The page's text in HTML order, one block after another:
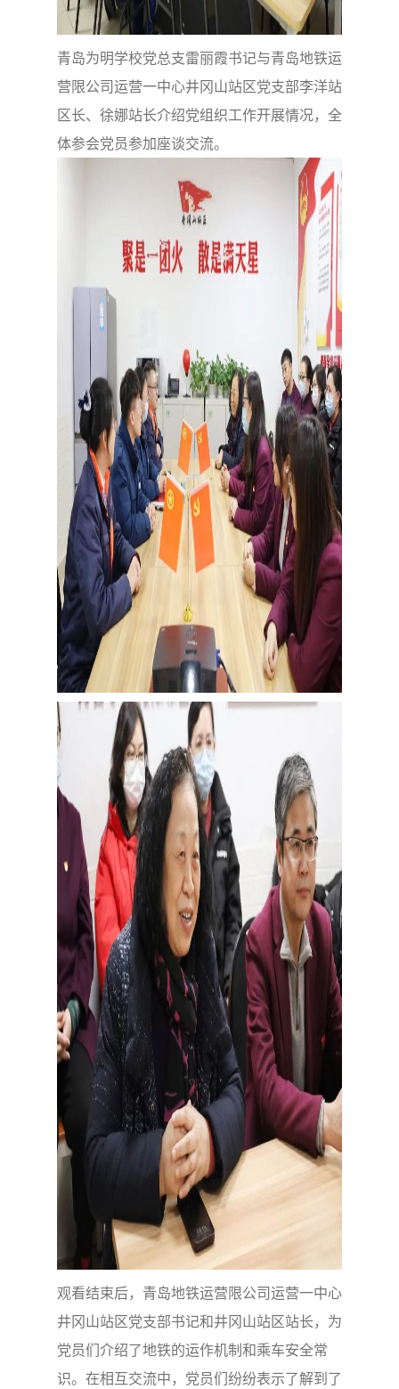
青岛为明学校党总支雷丽霞书记与青岛地铁运
营限公司运营一中心井冈山站区党支部李洋站
区长、徐娜站长介绍党组织工作开展情况，全
体参会党员参加座谈交流。
观看结束后，青岛地铁运营限公司运营一中心
井冈山站区党支部书记和井冈山站区站长，为
党员们介绍了地铁的运作机制和乘车安全常
识。在相互交流中，党员们纷纷表示了解到了